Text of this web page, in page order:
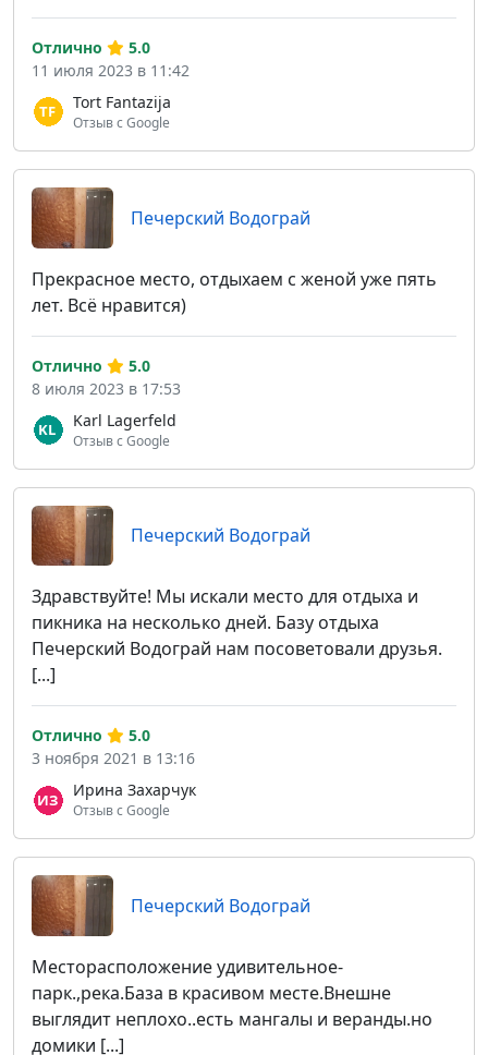
Tort Fantazija
Отзыв с Google
Отлично
5.0
11 июля 2023 в 11:42
Печерский Водограй
Прекрасное место, отдыхаем с женой уже пять
лет. Всё нравится)
Karl Lagerfeld
Отзыв с Google
Отлично
5.0
8 июля 2023 в 17:53
Печерский Водограй
Здравствуйте! Мы искали место для отдыха и
пикника на несколько дней. Базу отдыха
Печерский Водограй нам посоветовали друзья.
[...]
Ирина Захарчук
Отзыв с Google
Отлично
5.0
3 ноября 2021 в 13:16
Печерский Водограй
Месторасположение удивительное-
парк.,река.База в красивом месте.Внешне
выглядит неплохо..есть мангалы и веранды.но
домики [...]